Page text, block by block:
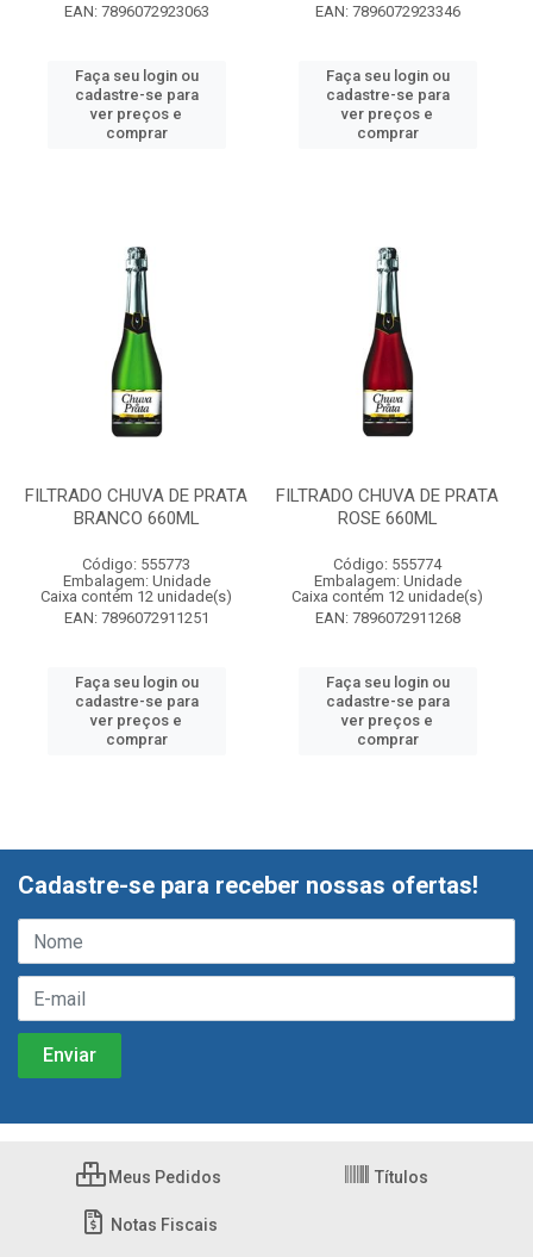
EAN: 7896072923063
Faça seu login ou
cadastre-se para
ver preços e
comprar
EAN: 7896072923346
Faça seu login ou
cadastre-se para
ver preços e
comprar
FILTRADO CHUVA DE PRATA
BRANCO 660ML
Código: 555773
Embalagem: Unidade
Caixa contém 12 unidade(s)
EAN: 7896072911251
Faça seu login ou
cadastre-se para
ver preços e
comprar
FILTRADO CHUVA DE PRATA
ROSE 660ML
Código: 555774
Embalagem: Unidade
Caixa contém 12 unidade(s)
EAN: 7896072911268
Faça seu login ou
cadastre-se para
ver preços e
comprar
Cadastre-se para receber nossas ofertas!
Meus Pedidos Títulos
Notas Fiscais